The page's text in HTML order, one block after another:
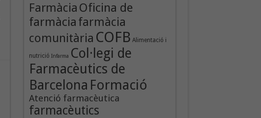
Farmàcia Oficina de
farmàcia farmàcia
comunitària COFB Alimentació i
nutrició Infarma Col·legi de
Farmacèutics de
Barcelona Formació
Atenció farmacèutica
farmacèutics